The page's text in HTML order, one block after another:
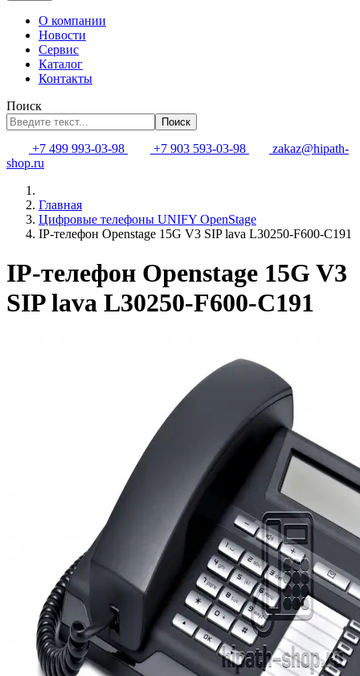
О компании
Новости
Сервис
Каталог
Контакты
Поиск
Поиск
+7 499 993-03-98 +7 903 593-03-98
zakaz@hipath-
shop.ru
Главная
Цифровые телефоны UNIFY OpenStage
IP-телефон Openstage 15G V3 SIP lava L30250-F600-C191
IP-телефон Openstage 15G V3
SIP lava L30250-F600-C191